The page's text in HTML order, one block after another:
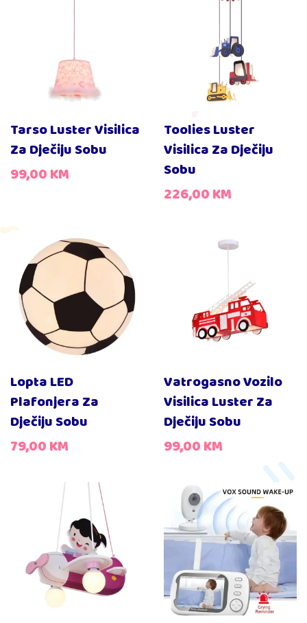
Tarso Luster Visilica
Za Dječiju Sobu
99,00KM
Toolies Luster
Visilica Za Dječiju
Sobu
226,00KM
Lopta LED
Plafonjera Za
Dječiju Sobu
79,00KM
Vatrogasno Vozilo
Visilica Luster Za
Dječiju Sobu
99,00KM